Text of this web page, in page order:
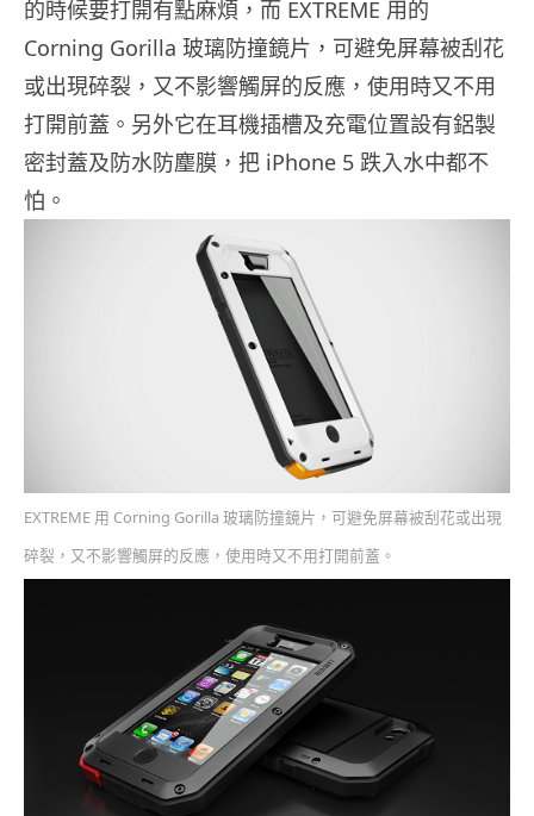
的時候要打開有點麻煩，而 EXTREME 用的
Corning Gorilla 玻璃防撞鏡片，可避免屏幕被刮花
或出現碎裂，又不影響觸屏的反應，使用時又不用
打開前蓋。另外它在耳機插槽及充電位置設有鋁製
密封蓋及防水防麈膜，把 iPhone 5 跌入水中都不
怕。
EXTREME 用 Corning Gorilla 玻璃防撞鏡片，可避免屏幕被刮花或出現
碎裂，又不影響觸屏的反應，使用時又不用打開前蓋。